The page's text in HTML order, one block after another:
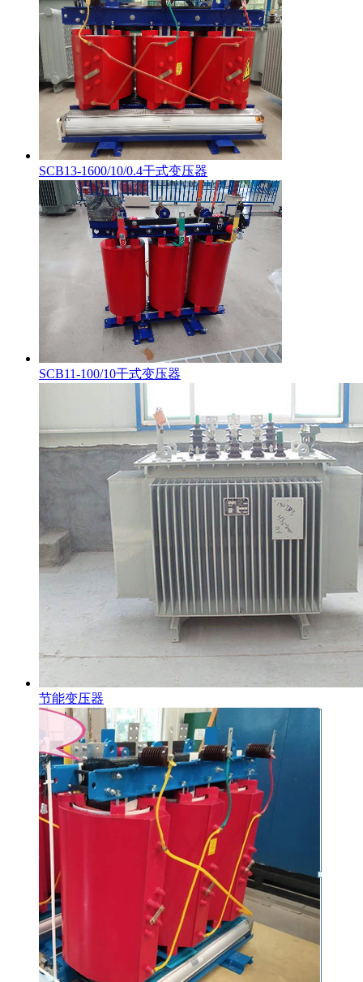
SCB13-1600/10/0.4干式变压器
SCB11-100/10干式变压器
节能变压器